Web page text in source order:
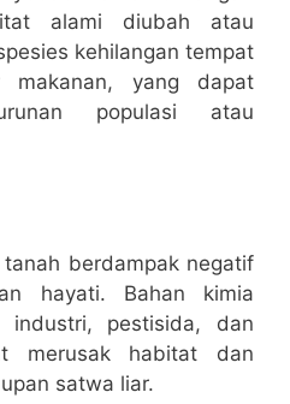
alami diubah atau
kehilangan tempat
makanan, yang dapat
populasi atau
berdampak negatif
hayati. Bahan kimia
industri, pestisida, dan
merusak habitat dan
satwa liar.